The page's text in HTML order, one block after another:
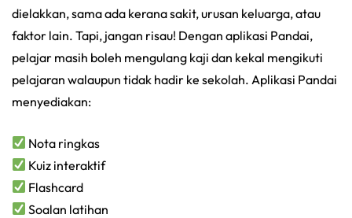
dielakkan, sama ada kerana sakit, urusan keluarga, atau
faktor lain. Tapi, jangan risau! Dengan aplikasi Pandai,
pelajar masih boleh mengulang kaji dan kekal mengikuti
pelajaran walaupun tidak hadir ke sekolah. Aplikasi Pandai
menyediakan:
Nota ringkas
Kuiz interaktif
Flashcard
Soalan latihan